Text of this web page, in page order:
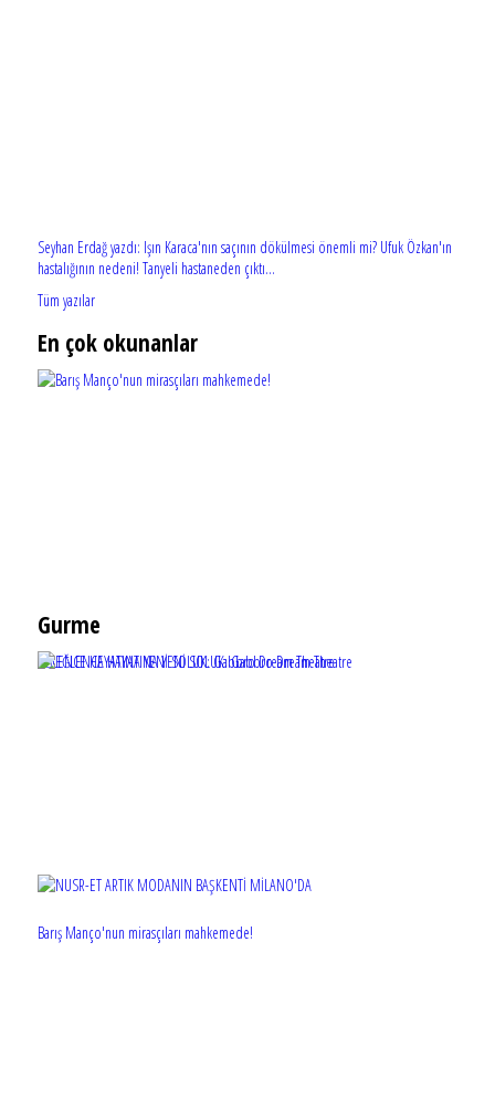
Seyhan Erdağ yazdı: Işın Karaca'nın saçının dökülmesi önemli mi? Ufuk Özkan'ın
hastalığının nedeni! Tanyeli hastaneden çıktı...
Tüm yazılar
En çok okunanlar
Barış Manço'nun mirasçıları mahkemede!
Gurme
EĞLENCE HAYATINA YENİ SOLUK: Gabbro Dream Theatre